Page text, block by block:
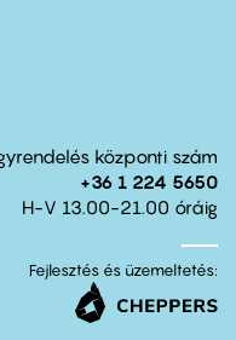
központi szám
+36 1 224 5650
H-V 13.00-21.00 óráig
Fejlesztés és üzemeltetés: